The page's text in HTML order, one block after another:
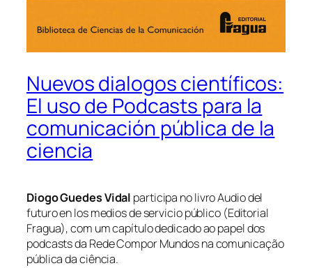
Nuevos dialogos científicos:
El uso de Podcasts para la
comunicación pública de la
ciencia
Diogo Guedes Vidal participa no livro Audio del
futuro en los medios de servicio público (Editorial
Fragua), com um capítulo dedicado ao papel dos
podcasts da Rede Compor Mundos na comunicação
pública da ciência.